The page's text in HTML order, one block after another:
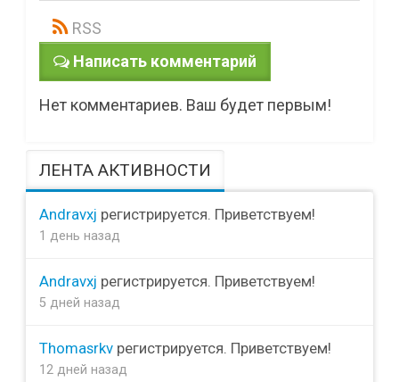
RSS
Написать комментарий
Нет комментариев. Ваш будет первым!
ЛЕНТА АКТИВНОСТИ
Andravxj регистрируется. Приветствуем!
1 день назад
Andravxj регистрируется. Приветствуем!
5 дней назад
Thomasrkvрегистрируется. Приветствуем!
12 дней назад